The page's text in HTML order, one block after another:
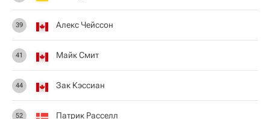
39 Алекс Чейссон
41 Майк Смит
44 Зак Кэссиан
52 Патрик Расселл